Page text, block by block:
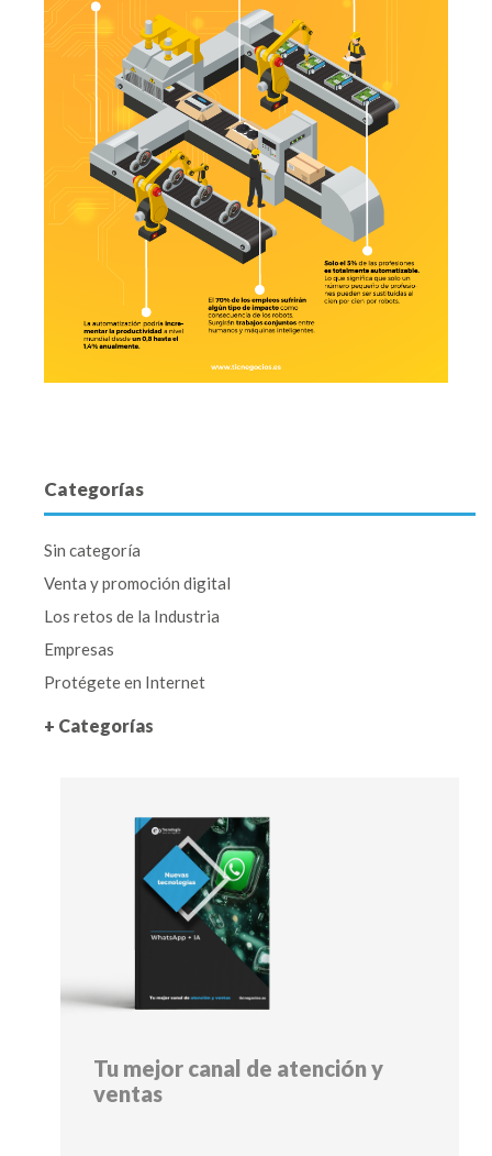
Categorías
Sin categoría
Venta y promoción digital
Los retos de la Industria
Empresas
Protégete en Internet
+ Categorías
Tu mejor canal de atención y
ventas